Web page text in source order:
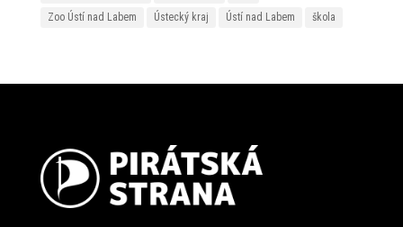
Zoo Ústí nad Labem
Ústecký kraj Ústí nad Labem škola